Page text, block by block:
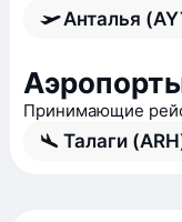
Анталья
Принимающие
Талаги